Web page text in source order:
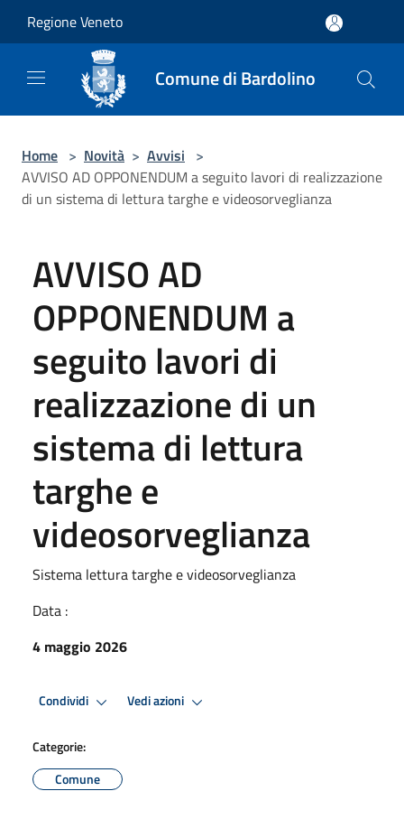
Regione Veneto
Comune di Bardolino
Home > Novità > Avvisi >
AVVISO AD OPPONENDUM a seguito lavori di realizzazione
di un sistema di lettura targhe e videosorveglianza
AVVISO AD
OPPONENDUM a
seguito lavori di
realizzazione di un
sistema di lettura
targhe e
videosorveglianza
Sistema lettura targhe e videosorveglianza
Data :
4 maggio 2026
Condividi Vedi azioni
Categorie:
Comune